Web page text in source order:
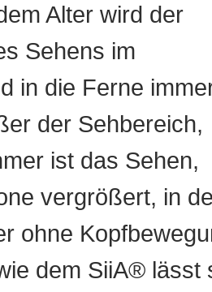
Alter wird der
Sehens im
in die Ferne
der Sehbereich,
ist das Sehen,
vergrößert, in
ohne
dem SiiA®